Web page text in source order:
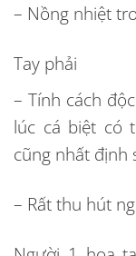
– Nồng nhiệt
Tay phải
– Tính cách
lúc cá biệt có
cũng nhất định
– Rất thu hút